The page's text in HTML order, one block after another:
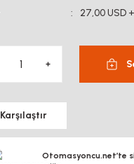
27,00 USD
Karşılaştır
Otomasyoncu.net’te